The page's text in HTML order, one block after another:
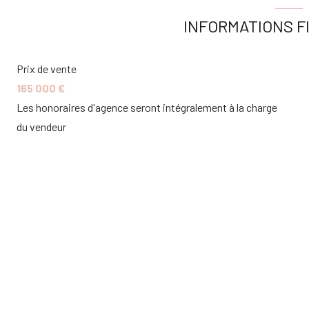
INFORMATIONS
Prix de vente
165 000 €
Les honoraires d'agence seront intégralement à la charge
du vendeur